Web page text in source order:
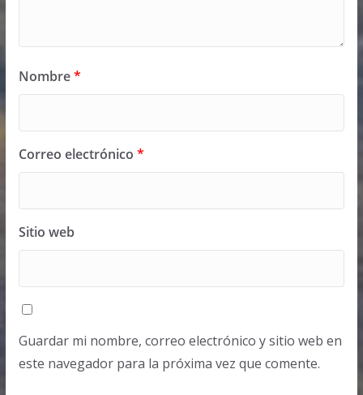
Nombre*
Correo electrónico *
Sitio web
Guardar mi nombre, correo electrónico y sitio web en
este navegador para la próxima vez que comente.